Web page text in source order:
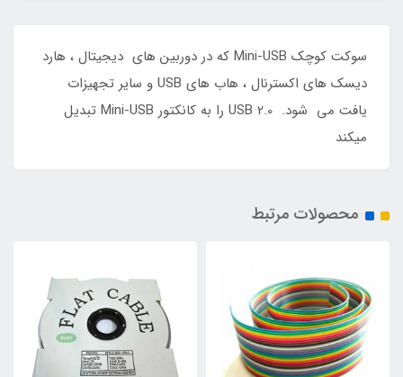
سوکت کوچک Mini-USB که در دوربین های دیجیتال ، هارد
دیسک های اکسترنال ، هاب های USB و سایر تجهیزات
یافت می شود. USB 2.0 را به کانکتور Mini-USB تبدیل
میکند
محصولات مرتبط